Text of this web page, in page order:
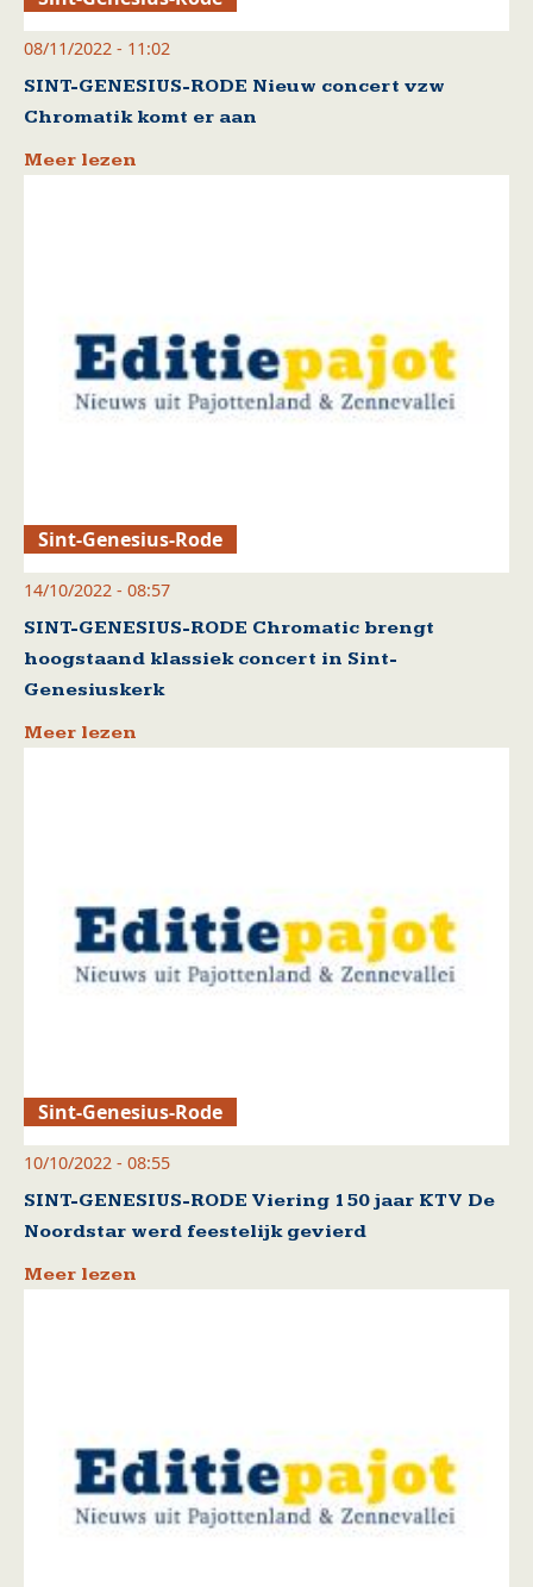
08/11/2022 - 11:02
SINT-GENESIUS-RODE Nieuw concert vzw
Chromatik komt er aan
Meer lezen
Sint-Genesius-Rode
14/10/2022 - 08:57
SINT-GENESIUS-RODE Chromatic brengt
hoogstaand klassiek concert in Sint-
Genesiuskerk
Meer lezen
Sint-Genesius-Rode
10/10/2022 - 08:55
SINT-GENESIUS-RODE Viering 150 jaar KTV De
Noordstar werd feestelijk gevierd
Meer lezen